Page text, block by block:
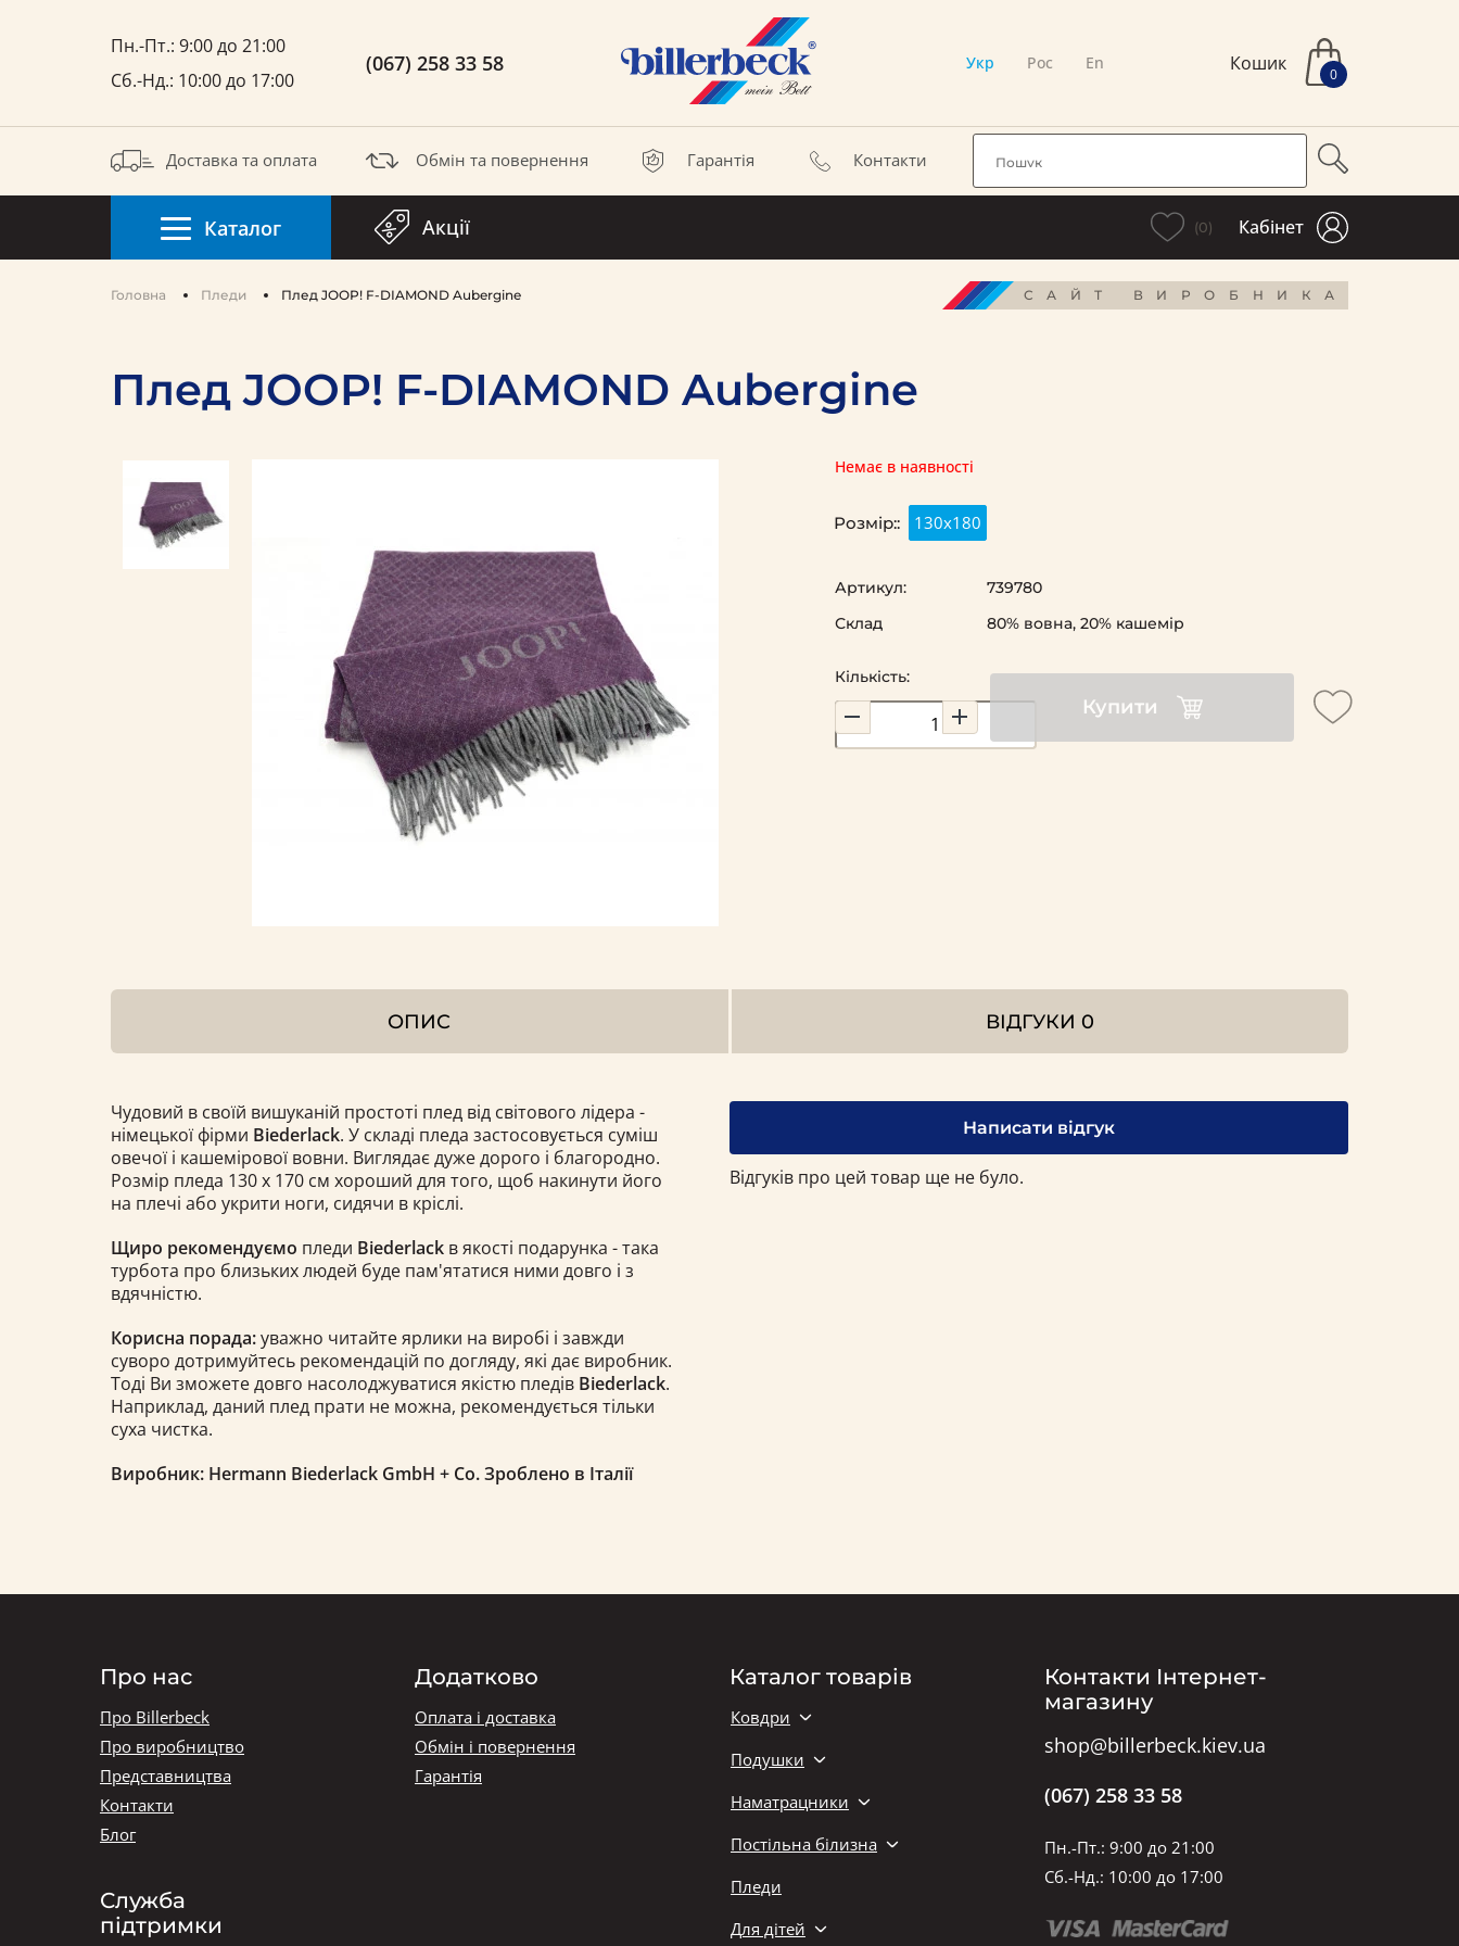
Пн.-Пт.: 9:00 до 21:00
Сб.-Нд.: 10:00 до 17:00
(067) 258 33 58 Укр Рос En Кошик 0
Доставка та оплата Обмін та повернення Гарантія Контакти
Каталог Акції (0) Кабінет
Головна Пледи Плед JOOP! F-DIAMOND Aubergine САЙТ ВИРОБНИКА
Плед JOOP! F-DIAMOND Aubergine
Немає в наявності
Розмір:: 130x180
Кількість:
Купити
Артикул:
739780
Склад
80% вовна, 20% кашемір
ОПИС ВІДГУКИ 0
Чудовий в своїй вишуканій простоті плед від світового лідера -
німецької фірми Biederlack. У складі пледа застосовується суміш
овечої і кашемірової вовни. Виглядає дуже дорого і благородно.
Розмір пледа 130 х 170 см хороший для того, щоб накинути його
на плечі або укрити ноги, сидячи в кріслі.
Щиро рекомендуємо пледи Biederlack в якості подарунка - така
турбота про близьких людей буде пам'ятатися ними довго і з
вдячністю.
Корисна порада:уважно читайте ярлики на виробі і завжди
суворо дотримуйтесь рекомендацій по догляду, які дає виробник.
Тоді Ви зможете довго насолоджуватися якістю пледів Biederlack.
Наприклад, даний плед прати не можна, рекомендується тільки
суха чистка.
Виробник: Hermann Biederlack GmbH + Co. Зроблено в Італії
Написати відгук
Відгуків про цей товар ще не було.
Каталог товарів
Ковдри
Подушки
Наматрацники
Постільна білизна
Пледи
Для дітей
Про нас
Про Billerbeck
Про виробництво
Представництва
Контакти
Блог
Служба
підтримки
Додатково
Оплата і доставка
Обмін і повернення
Гарантія
Контакти Інтернет-
магазину
shop@billerbeck.kiev.ua
(067) 258 33 58
Пн.-Пт.: 9:00 до 21:00
Сб.-Нд.: 10:00 до 17:00